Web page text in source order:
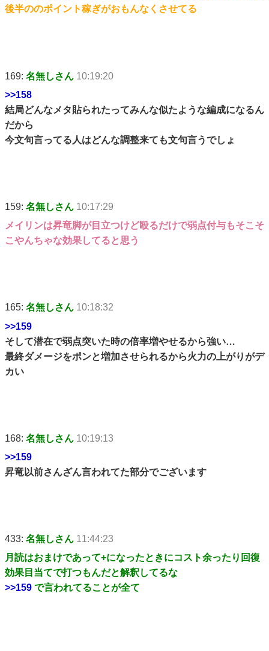
後半ののポイント稼ぎがおもんなくさせてる
169: 名無しさん 10:19:20
>>158
結局どんなメタ貼られたってみんな似たような編成になるん
だから
今文句言ってる人はどんな調整来ても文句言うでしょ
159: 名無しさん 10:17:29
メイリンは昇竜脚が目立つけど殴るだけで弱点付与もそこそ
こやんちゃな効果してると思う
165: 名無しさん 10:18:32
>>159
そして潜在で弱点突いた時の倍率増やせるから強い…
最終ダメージをポンと増加させられるから火力の上がりがデ
カい
168: 名無しさん 10:19:13
>>159
昇竜以前さんざん言われてた部分でございます
433: 名無しさん 11:44:23
月読はおまけであって+になったときにコスト余ったり回復
効果目当てで打つもんだと解釈してるな
>>159 で言われてることが全て